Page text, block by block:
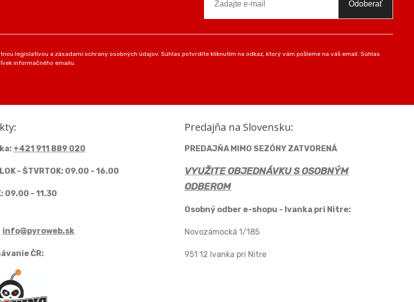
Odoberať
legislatívou a zásadami ochrany osobných údajov. Súhlas potvrdíte kliknutím na odkaz, ktorý vám pošleme na váš email. Súhlas
informačného emailu.
+421 911 889 020
- ŠTVRTOK: 09.00 - 16.00
09.00 - 11.30
info@pyroweb.sk
ČR:
Predajňa na Slovensku:
PREDAJŇA MIMO SEZÓNY ZATVORENÁ
VYUŽITE OBJEDNÁVKU S OSOBNÝM
ODBEROM
Osobný odber e-shopu - Ivanka pri Nitre:
Novozámocká 1/185
951 12 Ivanka pri Nitre